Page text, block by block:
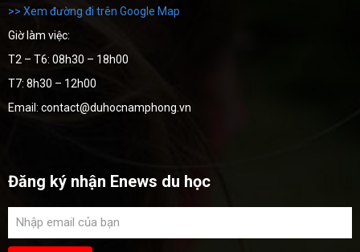
>> Xem đường đi trên Google Map
Giờ làm việc:
T2 – T6: 08h30 – 18h00
T7: 8h30 – 12h00
Email: contact@duhocnamphong.vn
Đăng ký nhận Enews du học